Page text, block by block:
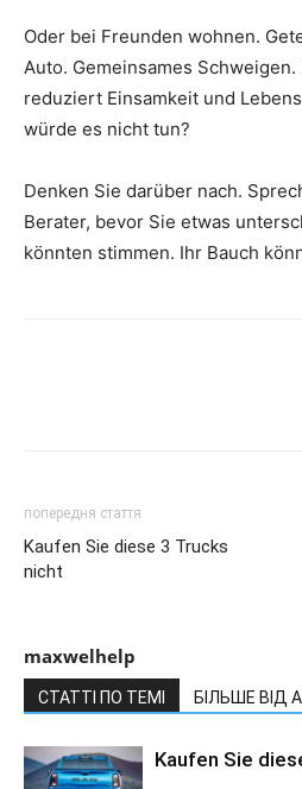
Oder bei Freunden wohnen.
Auto. Gemeinsames
reduziert Einsamkeit und
würde es nicht tun?
Denken Sie darüber nach.
Berater, bevor Sie etwas
könnten stimmen. Ihr Bauch
попередня стаття
Kaufen Sie diese 3 Trucks
nicht
maxwelhelp
СТАТТІ ПО ТЕМІ БІЛЬШЕ ВІД
Kaufen Sie